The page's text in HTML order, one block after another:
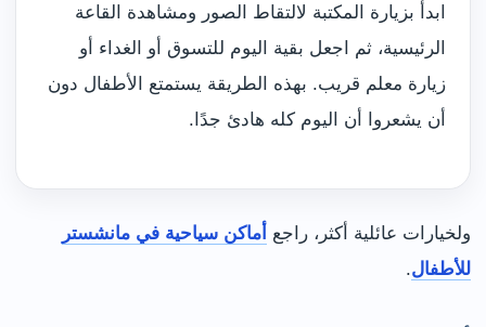
ابدأ بزيارة المكتبة لالتقاط الصور ومشاهدة القاعة
الرئيسية، ثم اجعل بقية اليوم للتسوق أو الغداء أو
زيارة معلم قريب. بهذه الطريقة يستمتع الأطفال دون
أن يشعروا أن اليوم كله هادئ جدًا.
ولخيارات عائلية أكثر، راجع أماكن سياحية في مانشستر
للأطفال.